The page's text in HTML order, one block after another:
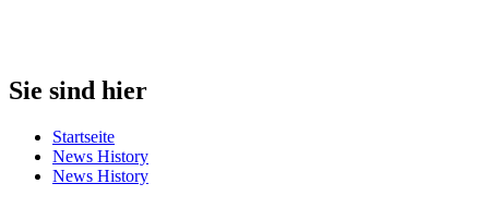
Sie sind hier
Startseite
News History
News History